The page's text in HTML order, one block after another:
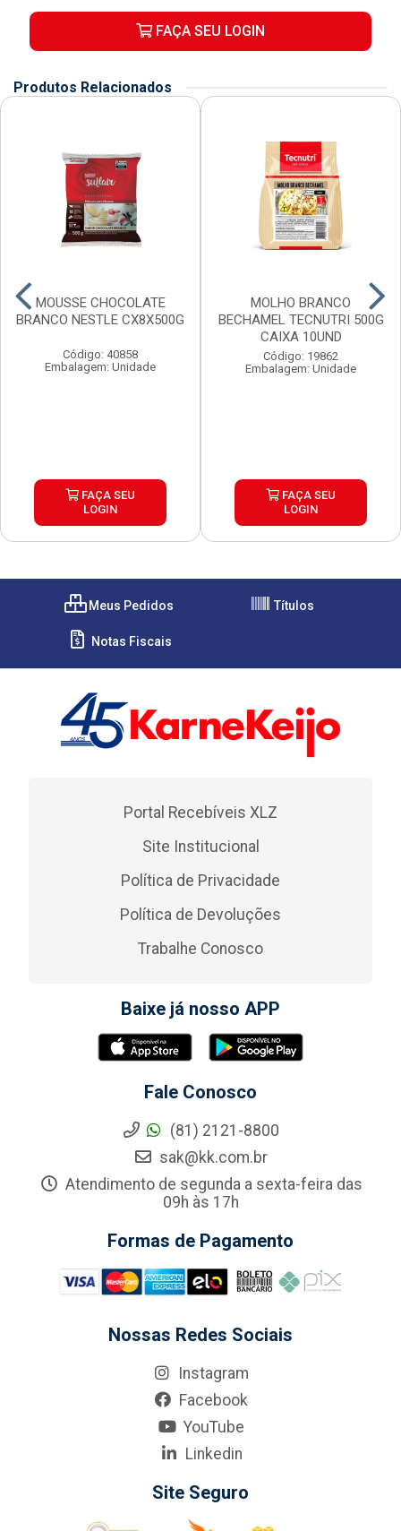
FAÇA SEU LOGIN
Produtos Relacionados
MOUSSE CHOCOLATE
BRANCO NESTLE CX8X500G
Código: 40858
Embalagem: Unidade
FAÇA SEU
LOGIN
MOLHO BRANCO
BECHAMEL TECNUTRI 500G
CAIXA 10UND
Código: 19862
Embalagem: Unidade
FAÇA SEU
LOGIN
Meus Pedidos Títulos
Notas Fiscais
Portal Recebíveis XLZ
Site Institucional
Política de Privacidade
Política de Devoluções
Trabalhe Conosco
Baixe já nosso APP
Fale Conosco
(81) 2121-8800
sak@kk.com.br
Atendimento de segunda a sexta-feira das
09h às 17h
Formas de Pagamento
Nossas Redes Sociais
Instagram
Facebook
YouTube
Linkedin
Site Seguro